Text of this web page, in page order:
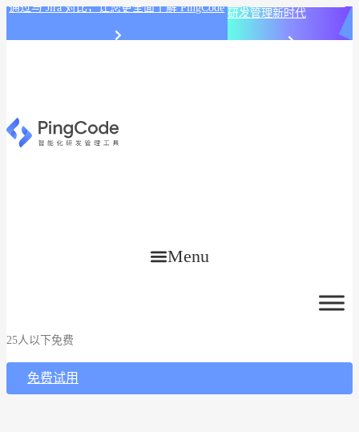
通过与 Jira 对比，让您更全面了解 PingCode 研发管理新时代
Menu
25人以下免费
免费试用